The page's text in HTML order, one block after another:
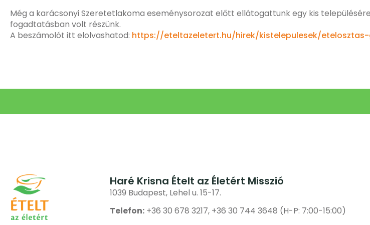
Még a karácsonyi Szeretetlakoma eseménysorozat előtt ellátogattunk egy kis
fogadtatásban volt részünk.
A beszámolót itt elolvashatod: https://eteltazeletert.hu/hirek/kistelepulesek/
Haré Krisna Ételt az Életért Misszió
1039 Budapest, Lehel u. 15-17.
Telefon:+36 30 678 3217, +36 30 744 3648 (H-P: 7:00-15:00)